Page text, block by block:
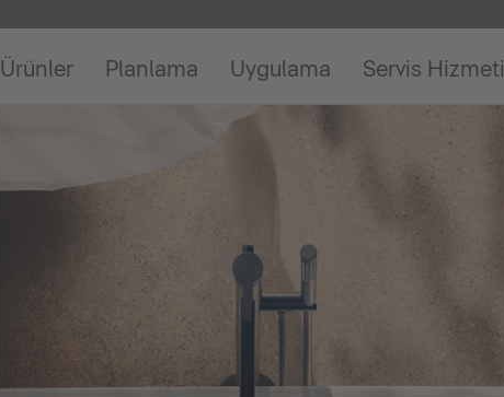
Ürünler Planlama Uygulama Servis Hizmeti